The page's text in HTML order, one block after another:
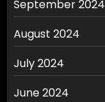
September 2024
August 2024
July 2024
June 2024